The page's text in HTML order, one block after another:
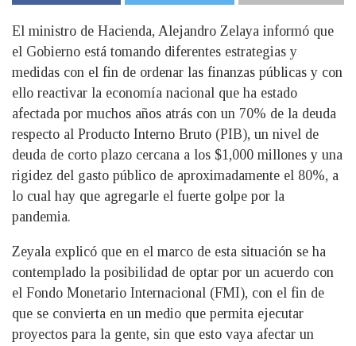
El ministro de Hacienda, Alejandro Zelaya informó que
el Gobierno está tomando diferentes estrategias y
medidas con el fin de ordenar las finanzas públicas y con
ello reactivar la economía nacional que ha estado
afectada por muchos años atrás con un 70% de la deuda
respecto al Producto Interno Bruto (PIB), un nivel de
deuda de corto plazo cercana a los $1,000 millones y una
rigidez del gasto público de aproximadamente el 80%, a
lo cual hay que agregarle el fuerte golpe por la
pandemia.
Zeyala explicó que en el marco de esta situación se ha
contemplado la posibilidad de optar por un acuerdo con
el Fondo Monetario Internacional (FMI), con el fin de
que se convierta en un medio que permita ejecutar
proyectos para la gente, sin que esto vaya afectar un